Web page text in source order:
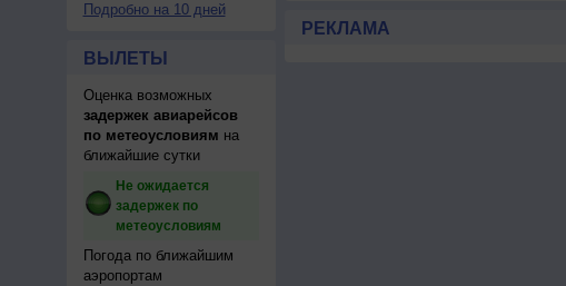
Подробно на 10 дней
ВЫЛЕТЫ
Оценка возможных
задержек авиарейсов
по метеоусловиям на
ближайшие сутки
Не ожидается
задержек по
метеоусловиям
Погода по ближайшим
аэропортам
РЕКЛАМА